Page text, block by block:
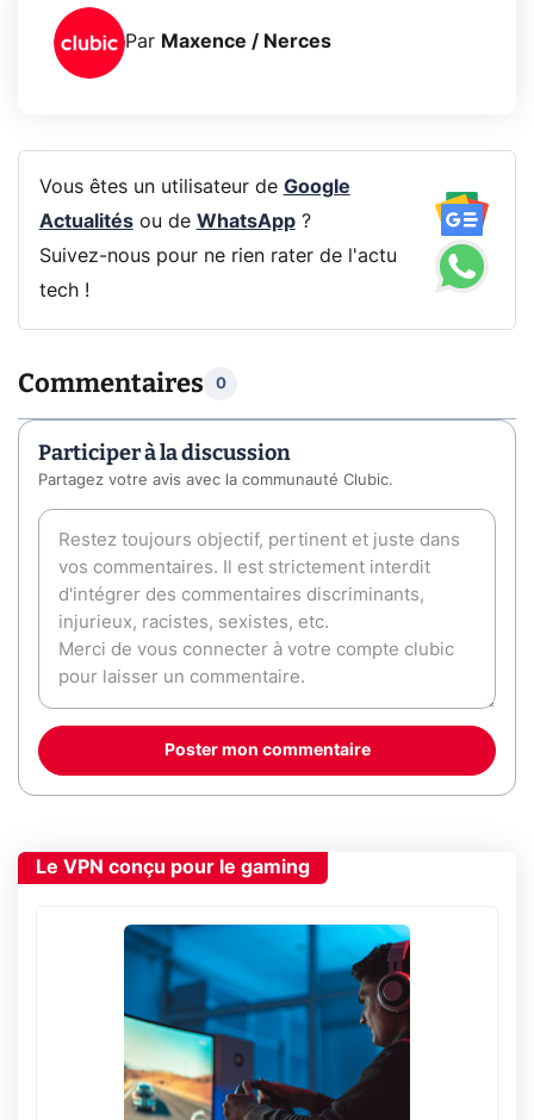
Par Maxence / Nerces
Vous êtes un utilisateur de Google
Actualitésou de WhatsApp?
Suivez-nous pour ne rien rater de l'actu
tech !
Commentaires 0
Participer à la discussion
Partagez votre avis avec la communauté Clubic.
Poster mon commentaire
Le VPN conçu pour le gaming